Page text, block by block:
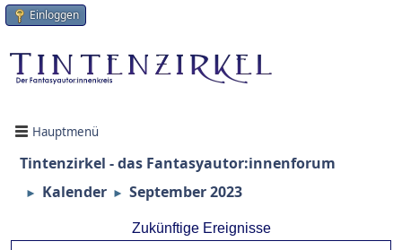
Einloggen
Hauptmenü
Tintenzirkel - das Fantasyautor:innenforum
► Kalender ► September 2023
Zukünftige Ereignisse